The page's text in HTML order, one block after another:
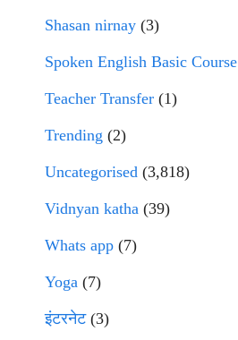
Shasan nirnay (3)
Spoken English Basic Course
Teacher Transfer (1)
Trending (2)
Uncategorised (3,818)
Vidnyan katha (39)
Whats app (7)
Yoga (7)
इंटरनेट(3)